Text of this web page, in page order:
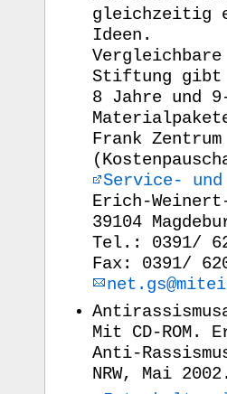
gleichzeitig
Ideen.
Stiftung gibt
8 Jahre und
Frank
Service-
Erich-
39104
Tel.: 0391/
Fax: 0391/
Mit CD-
Anti-
NRW, Mai